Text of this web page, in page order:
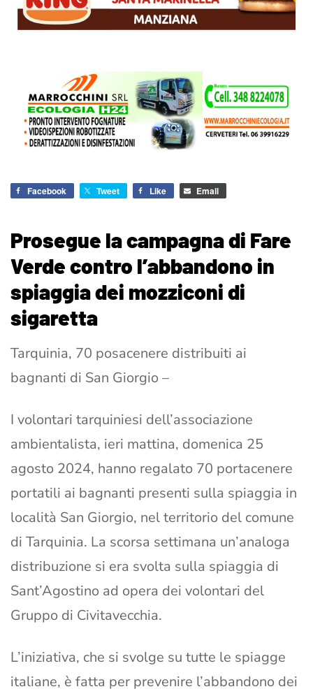
Facebook Tweet Like Email
Prosegue la campagna di Fare
Verde contro l’abbandono in
spiaggia dei mozziconi di
sigaretta
Tarquinia, 70 posacenere distribuiti ai
bagnanti di San Giorgio –
I volontari tarquiniesi dell’associazione
ambientalista, ieri mattina, domenica 25
agosto 2024, hanno regalato 70 portacenere
portatili ai bagnanti presenti sulla spiaggia in
località San Giorgio, nel territorio del comune
di Tarquinia. La scorsa settimana un’analoga
distribuzione si era svolta sulla spiaggia di
Sant’Agostino ad opera dei volontari del
Gruppo di Civitavecchia.
L’iniziativa, che si svolge su tutte le spiagge
italiane, è fatta per prevenire l’abbandono dei